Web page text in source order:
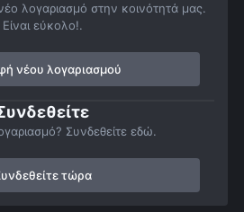
λογαριασμό στην κοινότητά μας.
Είναι εύκολο!.
νέου λογαριασμού
Συνδεθείτε εδώ.
τώρα